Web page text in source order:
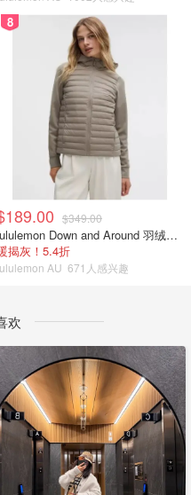
8
$349.00
lululemon Down and Around 羽绒夹克
揭灰！5.4折
AU 671人感兴趣
欢